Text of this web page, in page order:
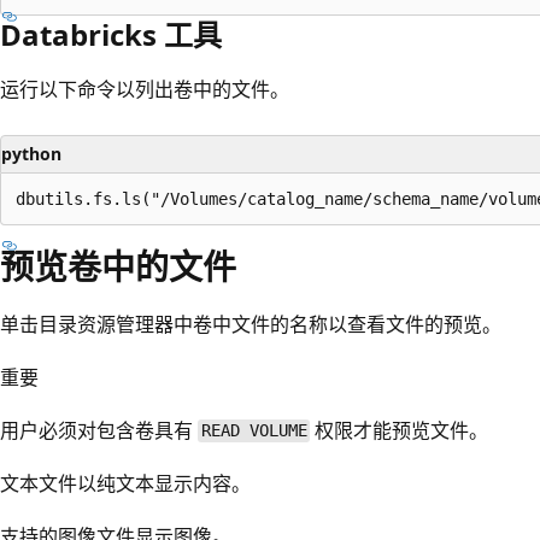
Databricks 工具
运行以下命令以列出卷中的文件。
python
预览卷中的文件
单击目录资源管理器中卷中文件的名称以查看文件的预览。
重要
用户必须对包含卷具有 READ VOLUME 权限才能预览文件。
文本文件以纯文本显示内容。